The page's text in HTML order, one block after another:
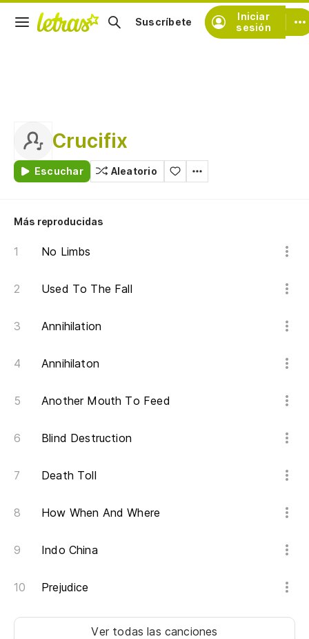
Iniciar
sesión
Suscríbete
Crucifix
Escuchar Aleatorio
Más reproducidas
No Limbs
Used To The Fall
Annihilation
Annihilaton
Another Mouth To Feed
Blind Destruction
Death Toll
How When And Where
Indo China
Prejudice
Ver todas las canciones